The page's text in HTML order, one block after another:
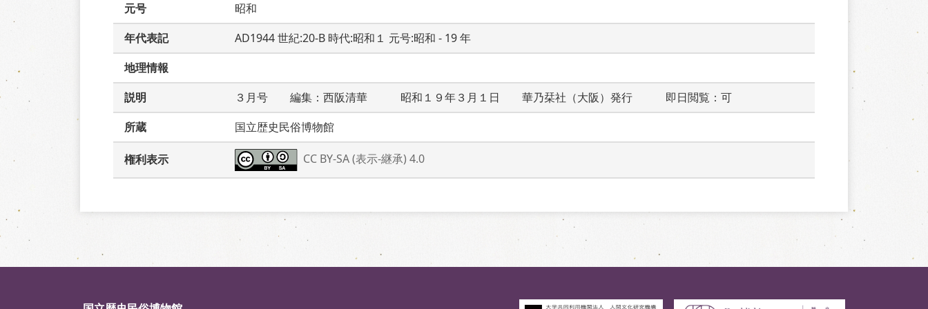
元号
昭和
年代表記
AD1944 世紀:20-B 時代:昭和１ 元号:昭和 - 19 年
地理情報
説明
３月号　　編集：西阪清華　　　昭和１９年３月１日　　華乃栞社（大阪）発行　　　即日閲覧：可
所蔵
国立歴史民俗博物館
権利表示 CC BY-SA (表示-継承) 4.0